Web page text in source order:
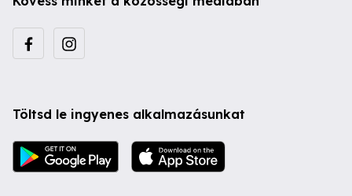
Töltsd le ingyenes alkalmazásunkat